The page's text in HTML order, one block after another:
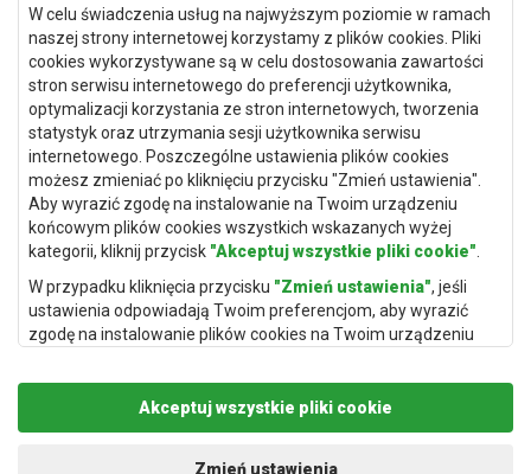
W celu świadczenia usług na najwyższym poziomie w ramach
naszej strony internetowej korzystamy z plików cookies. Pliki
cookies wykorzystywane są w celu dostosowania zawartości
stron serwisu internetowego do preferencji użytkownika,
optymalizacji korzystania ze stron internetowych, tworzenia
statystyk oraz utrzymania sesji użytkownika serwisu
internetowego. Poszczególne ustawienia plików cookies
możesz zmieniać po kliknięciu przycisku "Zmień ustawienia".
Aby wyrazić zgodę na instalowanie na Twoim urządzeniu
końcowym plików cookies wszystkich wskazanych wyżej
kategorii, kliknij przycisk "Akceptuj wszystkie pliki cookie"
W przypadku kliknięcia przycisku "Zmień ustawienia", jeśli
ustawienia odpowiadają Twoim preferencjom, aby wyrazić
zgodę na instalowanie plików cookies na Twoim urządzeniu
"Zapisz i zaakceptuj".
Podstawą przetwarzania danych osobowych, w zakresie w
administratora danych osobowych (Rugito Radosław Bartosik z
Akceptuj wszystkie pliki cookie
Zmień ustawienia
Dywany Gdańsk
Dywany Toruń
Dywany Bydgoszcz
Dywany Łódź
Dywany Katowice
Dywany Częstochowa
Copyright © 2019Rugito . Wszelkie prawa zastrzeżone.